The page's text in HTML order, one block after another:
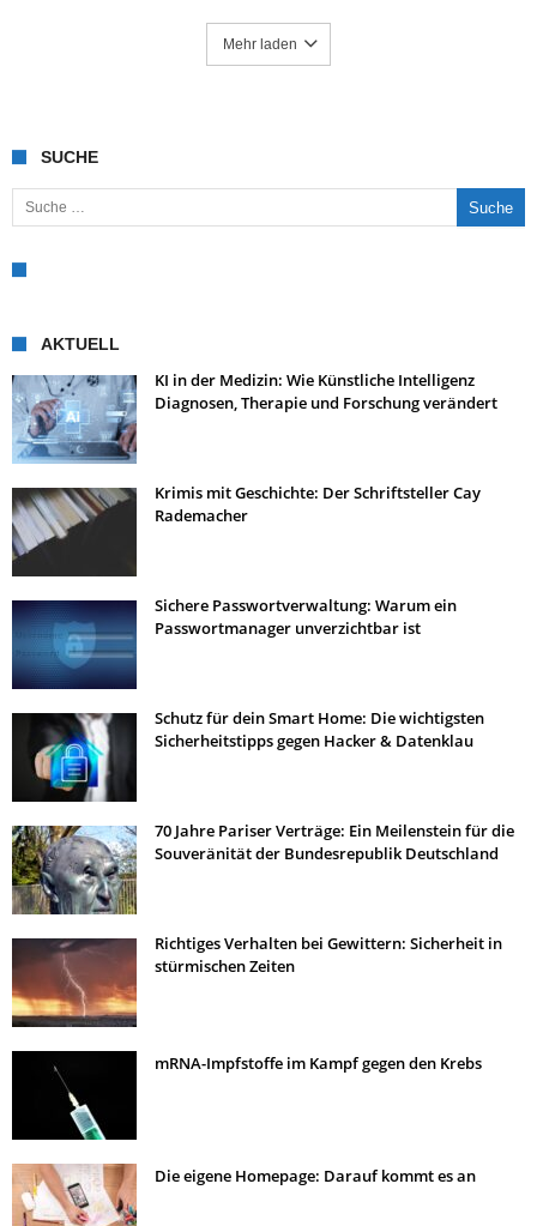
Mehr laden
SUCHE
Suche nach:
AKTUELL
KI in der Medizin: Wie Künstliche Intelligenz
Diagnosen, Therapie und Forschung verändert
Krimis mit Geschichte: Der Schriftsteller Cay
Rademacher
Sichere Passwortverwaltung: Warum ein
Passwortmanager unverzichtbar ist
Schutz für dein Smart Home: Die wichtigsten
Sicherheitstipps gegen Hacker & Datenklau
70 Jahre Pariser Verträge: Ein Meilenstein für die
Souveränität der Bundesrepublik Deutschland
Richtiges Verhalten bei Gewittern: Sicherheit in
stürmischen Zeiten
mRNA-Impfstoffe im Kampf gegen den Krebs
Die eigene Homepage: Darauf kommt es an